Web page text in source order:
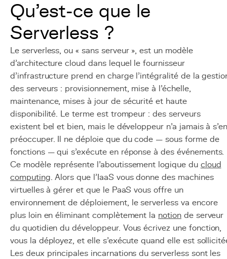
Qu'est-ce que le
Serverless ?
Le serverless, ou « sans serveur », est un modèle
d'architecture cloud dans lequel le fournisseur
d'infrastructure prend en charge l'intégralité de la
des serveurs : provisionnement, mise à l'échelle,
maintenance, mises à jour de sécurité et haute
disponibilité. Le terme est trompeur : des serveurs
existent bel et bien, mais le développeur n'a jamais à
préoccuper. Il ne déploie que du code — sous forme de
fonctions — qui s'exécute en réponse à des événements.
Ce modèle représente l'aboutissement logique du cloud
computing. Alors que l'IaaS vous donne des machines
virtuelles à gérer et que le PaaS vous offre un
environnement de déploiement, le serverless va encore
plus loin en éliminant complètement la notionde serveur
du quotidien du développeur. Vous écrivez une fonction,
vous la déployez, et elle s'exécute quand elle est
Les deux principales incarnations du serverless sont les